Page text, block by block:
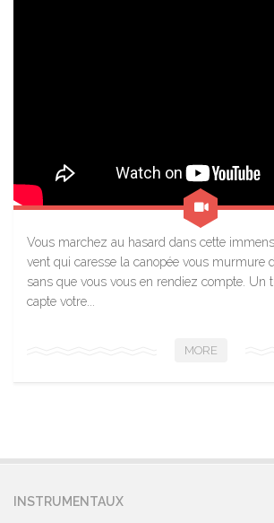
Vous marchez au hasard dans cette
vent qui caresse la canopée vous murmure
sans que vous vous en rendiez compte. Un
capte votre...
MORE
INSTRUMENTAUX